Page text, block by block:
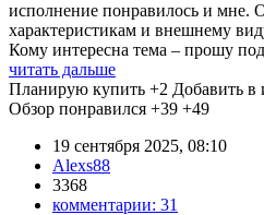
исполнение понравилось и мне.
характеристикам и внешнему
Кому интересна тема – прошу под
читать дальше
Планирую купить +2 Добавить в
Обзор понравился +39 +49
19 сентября 2025, 08:10
Alexs88
3368
комментарии: 31